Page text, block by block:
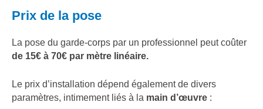
Prix de la pose
La pose du garde-corps par un professionnel peut coûter
de 15€ à 70€ par mètre linéaire.
Le prix d’installation dépend également de divers
paramètres, intimement liés à la main d’œuvre :